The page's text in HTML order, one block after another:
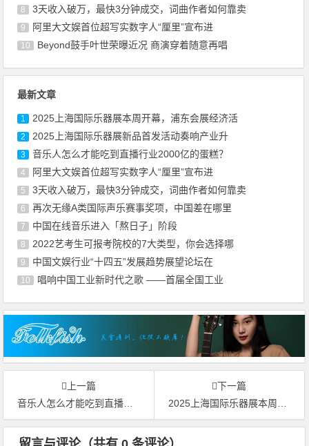
8 3天收入破万，最快3分钟成交，词曲作者如何靠卖
9 阿里大文娱首位超写实数字人“厘里”宣布进
10 Beyond鼓手叶世荣曝近况 商演穿着随意再唱
最新文章
1 2025上海国际乐器展本周开幕，浦东会展经济活
2 2025上海国际乐器展新品首发活动奏响产业升
3 音乐人怎么才能吃到直播行业2000亿的蛋糕？
4 阿里大文娱首位超写实数字人“厘里”宣布进
5 3天收入破万，最快3分钟成交，词曲作者如何靠卖
6 再次无缘A类国际声乐赛事奖项，中国差在哪里
7 中国在线音乐进入「熬日子」阶段
8 2022艺考生可报考院校的7大类型，你会选择哪
9 中国文娱行业“十四五”发展趋势展望论坛在
10 唱响中国工业新时代之歌 ——首届全国工业
上一篇
音乐人怎么才能吃到直播行业2000亿的蛋糕？
下一篇
2025上海国际乐器展本周开幕，浦东会展经济活力持续迸发